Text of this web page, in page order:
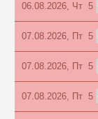
06.08.2026, Чт 5
07.08.2026, Пт 5
07.08.2026, Пт 5
07.08.2026, Пт 5